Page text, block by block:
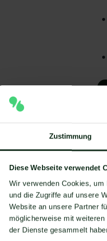
Zustimmung
Diese Webseite verwendet
Wir verwenden Cookies,
und die Zugriffe auf unsere
Website an unsere Partner
möglicherweise mit
der Dienste gesammelt